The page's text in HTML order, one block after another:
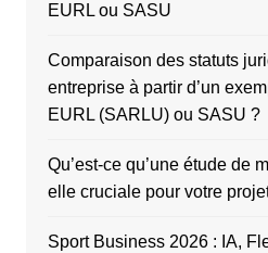
EURL ou SASU
Comparaison des statuts
entreprise à partir d’un
EURL (SARLU) ou SASU ?
Qu’est-ce qu’une étude de
elle cruciale pour votre
Sport Business 2026 : IA,